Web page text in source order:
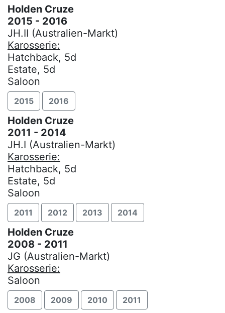
Holden Cruze
2015 - 2016
JH.II (Australien-Markt)
Karosserie:
Hatchback, 5d
Estate, 5d
Saloon
2015 2016
Holden Cruze
2011 - 2014
JH.I (Australien-Markt)
Karosserie:
Hatchback, 5d
Estate, 5d
Saloon
2011 2012 2013 2014
Holden Cruze
2008 - 2011
JG (Australien-Markt)
Karosserie:
Saloon
2008 2009 2010 2011